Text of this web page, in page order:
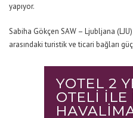
yapıyor.
Sabiha Gökçen SAW – Ljubljana
arasındaki turistik ve ticari bağları